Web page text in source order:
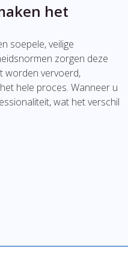
het
soepele, veilige
zorgen deze
worden vervoerd,
hele proces. Wanneer u
wat het verschil